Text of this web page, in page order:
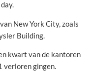
New York City, zoals
Building.
kwart van de kantoren
verloren gingen.